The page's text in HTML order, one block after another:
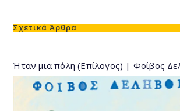
Σχετικά Άρθρα
Ήταν μια πόλη (Επίλογος) | Φοίβος